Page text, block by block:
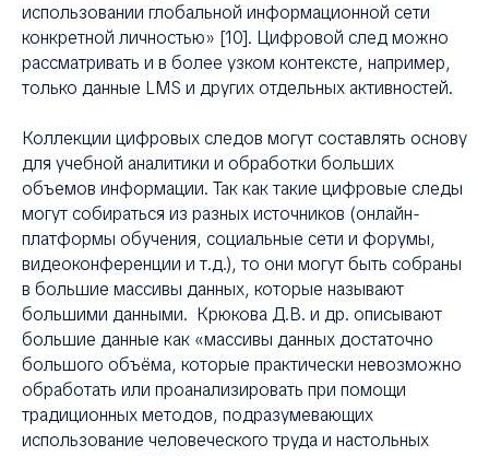
использовании глобальной информационной сети
конкретной личностью» [10]. Цифровой след можно
рассматривать и в более узком контексте, например,
только данные LMS и других отдельных активностей.
Коллекции цифровых следов могут составлять основу
для учебной аналитики и обработки больших
объемов информации. Так как такие цифровые следы
могут собираться из разных источников (онлайн-
платформы обучения, социальные сети и форумы,
видеоконференции и т.д.), то они могут быть собраны
в большие массивы данных, которые называют
большими данными. Крюкова Д.В. и др. описывают
большие данные как «массивы данных достаточно
большого объёма, которые практически невозможно
обработать или проанализировать при помощи
традиционных методов, подразумевающих
использование человеческого труда и настольных